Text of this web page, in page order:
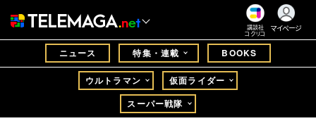
講談社
コクリコ
マイページ
ニュース 特集・連載 BOOKS
ウルトラマン
仮面ライダー
スーパー戦隊